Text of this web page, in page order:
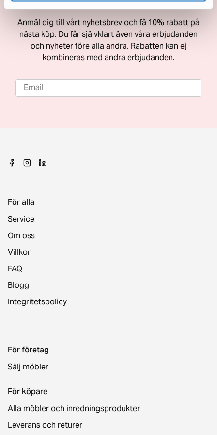
Anmäl dig till vårt nyhetsbrev och få 10% rabatt på
nästa köp. Du får självklart även våra erbjudanden
och nyheter före alla andra. Rabatten kan ej
kombineras med andra erbjudanden.
För alla
Service
Om oss
Villkor
FAQ
Blogg
Integritetspolicy
För företag
Sälj möbler
För köpare
Alla möbler och inredningsprodukter
Leverans och returer